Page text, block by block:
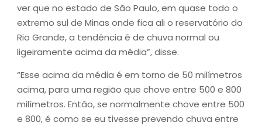
ver que no estado de São Paulo, em quase todo o
extremo sul de Minas onde fica ali o reservatório do
Rio Grande, a tendência é de chuva normal ou
ligeiramente acima da média”, disse.
“Esse acima da média é em torno de 50 milímetros
acima, para uma região que chove entre 500 e 800
milímetros. Então, se normalmente chove entre 500
e 800, é como se eu tivesse prevendo chuva entre